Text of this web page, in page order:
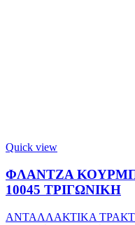
Quick view
ΦΛΑΝΤΖΑ
10045 ΤΡΙΓΩΝΙΚΗ
ΑΝΤΑΛΛΑΚΤΙΚΑ